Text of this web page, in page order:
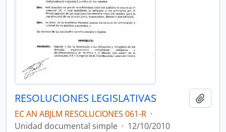
RESOLUCIONES LEGISLATIVAS
EC AN ABJLM RESOLUCIONES 061-R ·
Unidad documental simple · 12/10/2010